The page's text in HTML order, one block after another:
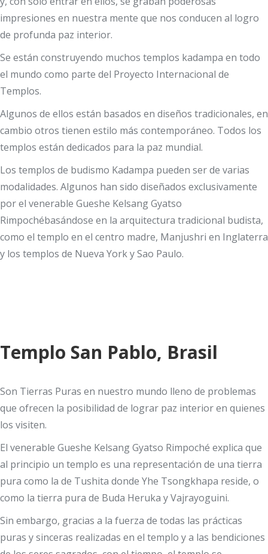
impresiones en nuestra mente que nos conducen al logro
de profunda paz interior.
Se están construyendo muchos templos kadampa en todo
el mundo como parte del Proyecto Internacional de
Templos.
Algunos de ellos están basados en diseños tradicionales, en
cambio otros tienen estilo más contemporáneo. Todos los
templos están dedicados para la paz mundial.
Los templos de budismo Kadampa pueden ser de varias
modalidades. Algunos han sido diseñados exclusivamente
por el venerable Gueshe Kelsang Gyatso
Rimpochébasándose en la arquitectura tradicional budista,
como el templo en el centro madre, Manjushri en Inglaterra
y los templos de Nueva York y Sao Paulo.
Templo San Pablo, Brasil
Son Tierras Puras en nuestro mundo lleno de problemas
que ofrecen la posibilidad de lograr paz interior en quienes
los visiten.
El venerable Gueshe Kelsang Gyatso Rimpoché explica que
al principio un templo es una representación de una tierra
pura como la de Tushita donde Yhe Tsongkhapa reside, o
como la tierra pura de Buda Heruka y Vajrayoguini.
Sin embargo, gracias a la fuerza de todas las prácticas
puras y sinceras realizadas en el templo y a las bendiciones